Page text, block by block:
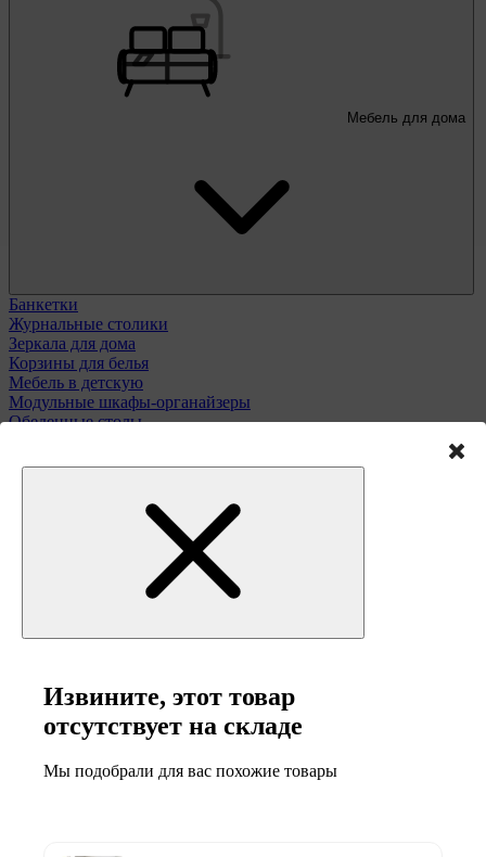
Мебель для дома
Банкетки
Журнальные столики
Зеркала для дома
Корзины для белья
Мебель в детскую
Модульные шкафы-органайзеры
Обеденные столы
Туалетные столики
Извините, этот товар
отсутствует на складе
Мы подобрали для вас похожие товары